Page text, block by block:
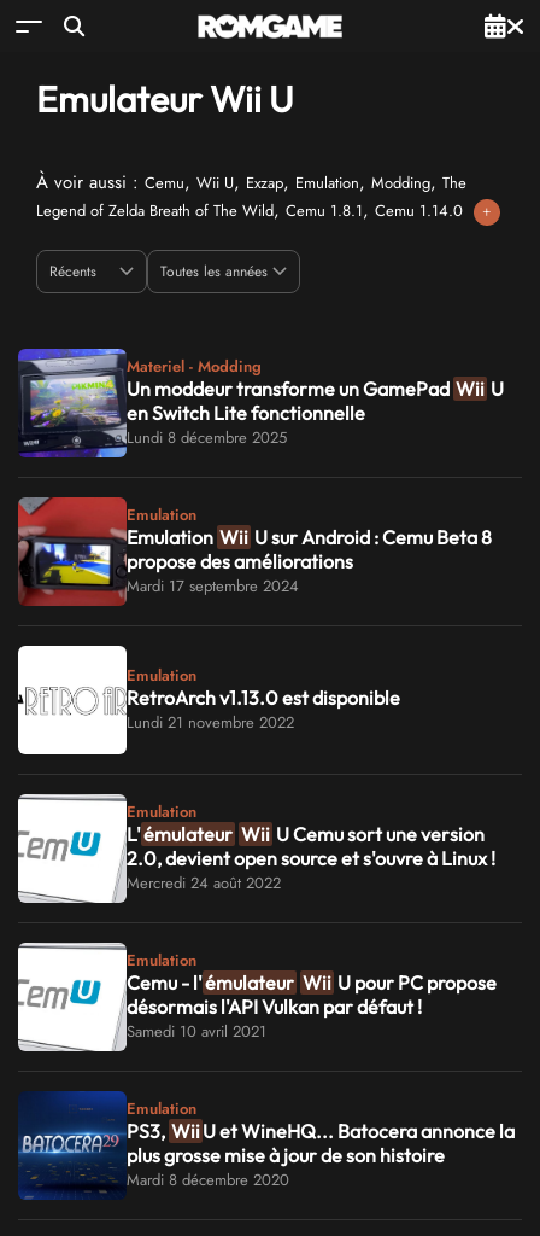
Emulateur Wii U
À voir aussi : Cemu, Wii U, Exzap, Emulation, Modding, The
Legend of Zelda Breath of The Wild, Cemu 1.8.1, Cemu 1.14.0 +
Materiel - Modding
Un moddeur transforme un GamePad Wii U
en Switch Lite fonctionnelle
Lundi 8 décembre 2025
Emulation
Emulation Wii U sur Android : Cemu Beta 8
propose des améliorations
Mardi 17 septembre 2024
Emulation
RetroArch v1.13.0 est disponible
Lundi 21 novembre 2022
Emulation
L'émulateur Wii U Cemu sort une version
2.0, devient open source et s'ouvre à Linux !
Mercredi 24 août 2022
Emulation
Cemu - l'émulateur Wii U pour PC propose
désormais l'API Vulkan par défaut !
Samedi 10 avril 2021
Emulation
PS3, WiiU et WineHQ... Batocera annonce la
plus grosse mise à jour de son histoire
Mardi 8 décembre 2020